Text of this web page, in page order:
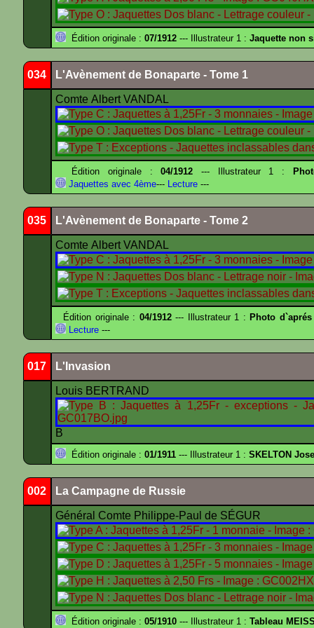
Édition originale : 07/1912 --- Illustrateur 1 : Jaquette non
034 L'Avènement de Bonaparte - Tome 1
Comte Albert VANDAL
Édition originale :04/1912 --- Illustrateur 1 :
Jaquettes avec 4ème--- Lecture ---
035 L'Avènement de Bonaparte - Tome 2
Comte Albert VANDAL
Édition originale : 04/1912--- Illustrateur 1 : Photo
Lecture ---
017 L'Invasion
Louis BERTRAND
B
Édition originale : 01/1911 --- Illustrateur 1 : SKELTON
002 La Campagne de Russie
Général Comte Philippe-Paul de SÉGUR
Édition originale : 05/1910 --- Illustrateur 1 : Tableau